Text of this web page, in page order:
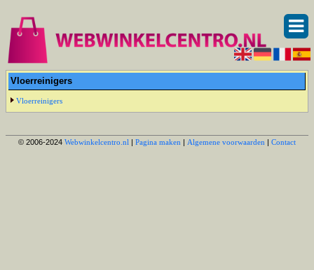
Vloerreinigers
Vloerreinigers
© 2006-2024 Webwinkelcentro.nl | Pagina maken | Algemene voorwaarden | Contact